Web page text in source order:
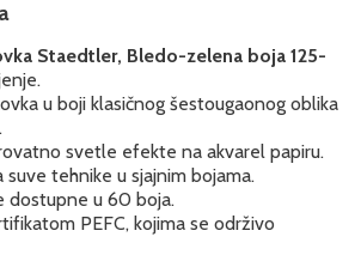
Staedtler, Bledo-zelena boja 125-
u boji klasičnog šestougaonog oblika
svetle efekte na akvarel papiru.
suve tehnike u sjajnim bojama.
dostupne u 60 boja.
PEFC, kojima se održivo